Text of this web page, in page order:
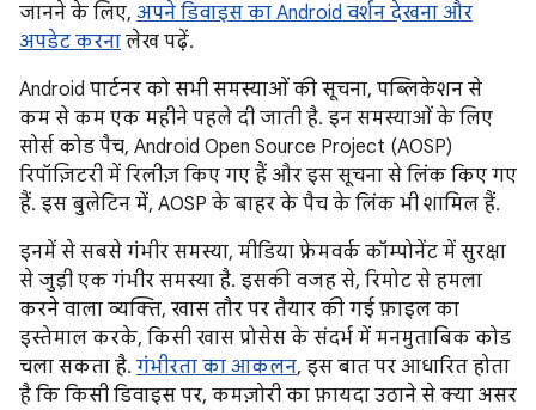
जानने के लिए, अपने डिवाइस का Android वर्शन देखना और
अपडेट करना लेख पढ़ें.
Android पार्टनर को सभी समस्याओं की सूचना, पब्लिकेशन से
कम से कम एक महीने पहले दी जाती है. इन समस्याओं के लिए
सोर्स कोड पैच, Android Open Source Project (AOSP)
रिपॉज़िटरी में रिलीज़ किए गए हैं और इस सूचना से लिंक किए गए
हैं. इस बुलेटिन में, AOSP के बाहर के पैच के लिंक भी शामिल हैं.
इनमें से सबसे गंभीर समस्या, मीडिया फ़्रेमवर्क कॉम्पोनेंट में सुरक्षा
से जुड़ी एक गंभीर समस्या है. इसकी वजह से, रिमोट से हमला
करने वाला व्यक्ति, खास तौर पर तैयार की गई फ़ाइल का
इस्तेमाल करके, किसी खास प्रोसेस के संदर्भ में मनमुताबिक कोड
चला सकता है. गंभीरता का आकलन, इस बात पर आधारित होता
है कि किसी डिवाइस पर, कमज़ोरी का फ़ायदा उठाने से क्या असर